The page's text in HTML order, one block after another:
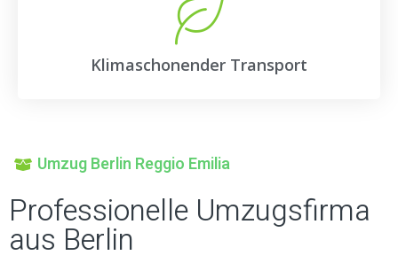
Klimaschonender Transport
Umzug Berlin Reggio Emilia
Professionelle Umzugsfirma
aus Berlin